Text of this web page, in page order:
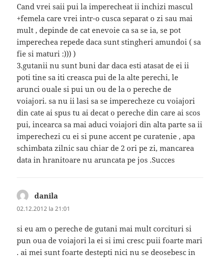
Cand vrei saii pui la imperecheat ii inchizi mascul
+femela care vrei intr-o cusca separat o zi sau mai
mult , depinde de cat enevoie ca sa se ia, se pot
imperechea repede daca sunt stingheri amundoi ( sa
fie si maturi :))) )
3.gutanii nu sunt buni dar daca esti atasat de ei ii
poti tine sa iti creasca pui de la alte perechi, le
arunci ouale si pui un ou de la o pereche de
voiajori. sa nu ii lasi sa se imperecheze cu voiajori
din cate ai spus tu ai decat o pereche din care ai scos
pui, incearca sa mai aduci voiajori din alta parte sa ii
imperechezi cu ei si pune accent pe curatenie , apa
schimbata zilnic sau chiar de 2 ori pe zi, mancarea
data in hranitoare nu aruncata pe jos .Succes
danila
02.12.2012 la 21:01
si eu am o pereche de gutani mai mult corcituri si
pun oua de voiajori la ei si imi cresc puii foarte mari
. ai mei sunt foarte destepti nici nu se deosebesc in